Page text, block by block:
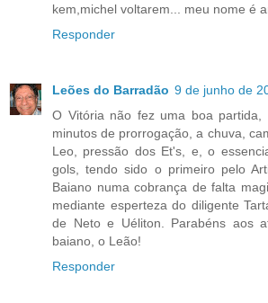
kem,michel voltarem... meu nome é
Responder
Leões do Barradão 9 de junho de
O Vitória não fez uma boa
minutos de prorrogação, a chuva,
Leo, pressão dos Et's, e, o
gols, tendo sido o primeiro pelo
Baiano numa cobrança de falta
mediante esperteza do diligente
de Neto e Uéliton. Parabéns aos
baiano, o Leão!
Responder